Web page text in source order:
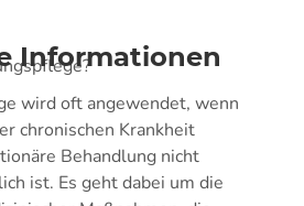
Informationen
wird oft angewendet, wenn
chronischen Krankheit
Behandlung nicht
ist. Es geht dabei um die